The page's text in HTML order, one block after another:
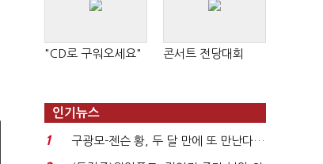
"CD로 구워오세요" 콘서트 전당대회
인기뉴스
1
구광모-젠슨 황, 두 달 만에 또 만난다…
로봇·AI 등 논...